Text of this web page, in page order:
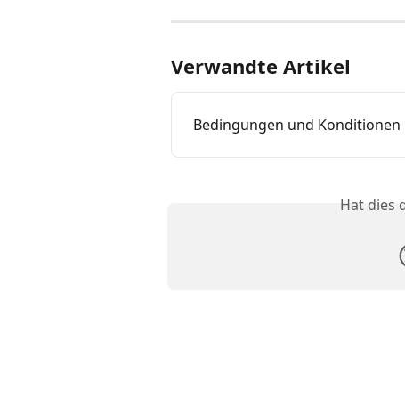
Verwandte Artikel
Bedingungen und Konditionen
Hat dies